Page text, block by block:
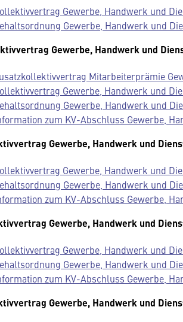
Gewerbe, Handwerk und
Gewerbe, Handwerk und
Gewerbe, Handwerk und
Mitarbeiterprämie
Gewerbe, Handwerk und
Gewerbe, Handwerk und
zum KV-Abschluss Gewerbe,
Gewerbe, Handwerk und
Gewerbe, Handwerk und
Gewerbe, Handwerk und
zum KV-Abschluss Gewerbe,
Gewerbe, Handwerk und
Gewerbe, Handwerk und
Gewerbe, Handwerk und
zum KV-Abschluss Gewerbe,
Gewerbe, Handwerk und